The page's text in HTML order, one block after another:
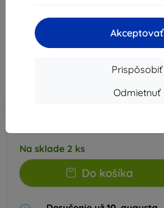
Akceptovať
Prispôsobiť
Odmietnuť
8,91 €
7,22 €
Na sklade 2 ks
Do košíka